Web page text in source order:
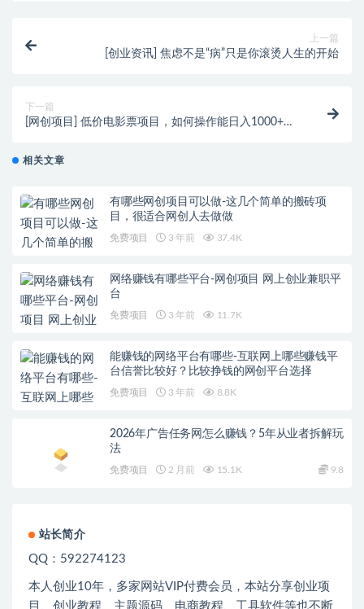
上一篇
[创业资讯] 焦虑不是“病”只是你滚烫人生的开始
下一篇
[网创项目] 低价电影票项目，如何操作能日入1000+？
相关文章
有哪些网创项目可以做-这几个简单的搬砖项
目，很适合网创人去做做
免费项目 3 年前 37.4K
网络赚钱有哪些平台-网创项目 网上创业兼职平
台
免费项目 3 年前 11.7K
能赚钱的网络平台有哪些-互联网上哪些赚钱平
台信誉比较好？比较挣钱的网创平台选择
免费项目 3 年前 8.8K
2026年广告任务网怎么赚钱？5年从业者拆解玩
法
免费项目 2 月前 15.1K 9.8
站长简介
QQ：592274123
本人创业10年，多家网站VIP付费会员，本站分享创业项
目、创业教程、主题源码、电商教程、工具软件等也不断